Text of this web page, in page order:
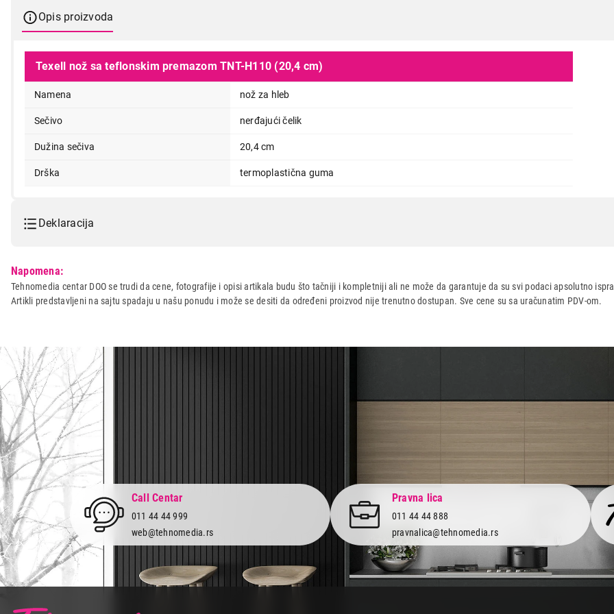
Opis proizvoda
Texell nož sa teflonskim premazom TNT-H110 (20,4 cm)
Namena nož za hleb
Sečivo nerđajući čelik
Dužina sečiva 20,4 cm
Drška termoplastična guma
Deklaracija
Naziv i vrsta robe:
POSUDJE
Uvoznik:
CTC - UNIT d.o.o.
Napomena:
Tehnomedia centar DOO se trudi da cene, fotografije i opisi artikala budu što tačniji i kompletniji ali ne može da garantuje da su svi podaci apsolutno
Artikli predstavljeni na sajtu spadaju u našu ponudu i može se desiti da određeni proizvod nije trenutno dostupan. Sve cene su sa uračunatim PDV-om.
499,00
POSUĐE
Ukupno u korpi:
Call Centar
011 44 44 999
web@tehnomedia.rs
Pravna lica
011 44 44 888
pravnalica@tehnomedia.rs